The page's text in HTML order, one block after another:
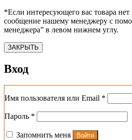
*Если интересующего вас товара нет
сообщение нашему менеджеру с
менеджера” в левом нижнем углу.
ЗАКРЫТЬ
Вход
Имя пользователя или Email *
Пароль *
Запомнить меня Войти